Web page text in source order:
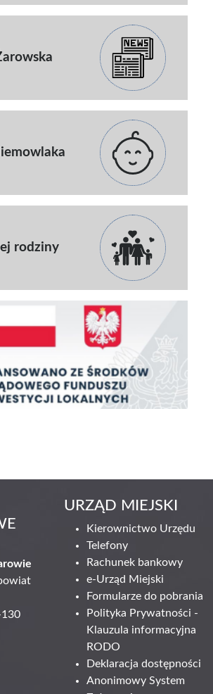
rodziny
URZĄD MIEJSKI
Kierownictwo Urzędu
Telefony
Rachunek bankowy
e-Urząd Miejski
Formularze do pobrania
Polityka Prywatności -
Klauzula informacyjna
RODO
Deklaracja dostępności
Anonimowy System